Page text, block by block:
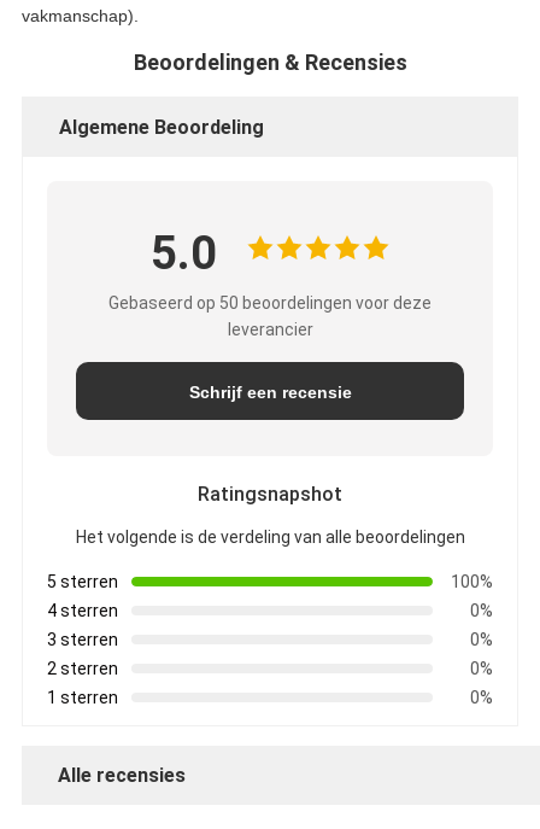
vakmanschap).
Beoordelingen & Recensies
Algemene Beoordeling
5.0
Gebaseerd op 50 beoordelingen voor deze
leverancier
Schrijf een recensie
Ratingsnapshot
Het volgende is de verdeling van alle beoordelingen
5 sterren
100%
4 sterren
0%
3 sterren
0%
2 sterren
0%
1 sterren
0%
Alle recensies